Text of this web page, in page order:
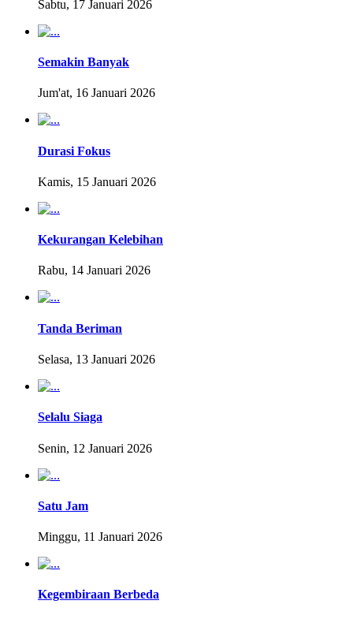
Sabtu, 17 Januari 2026
Semakin Banyak
Jum'at, 16 Januari 2026
Durasi Fokus
Kamis, 15 Januari 2026
Kekurangan Kelebihan
Rabu, 14 Januari 2026
Tanda Beriman
Selasa, 13 Januari 2026
Selalu Siaga
Senin, 12 Januari 2026
Satu Jam
Minggu, 11 Januari 2026
Kegembiraan Berbeda